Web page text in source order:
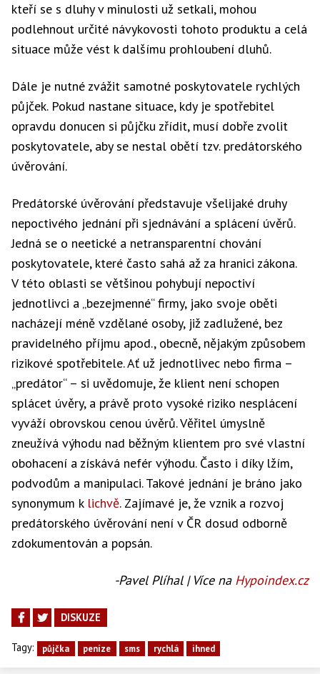
kteří se s dluhy v minulosti už setkali, mohou
podlehnout určité návykovosti tohoto produktu a celá
situace může vést k dalšímu prohloubení dluhů.
Dále je nutné zvážit samotné poskytovatele rychlých
půjček. Pokud nastane situace, kdy je spotřebitel
opravdu donucen si půjčku zřídit, musí dobře zvolit
poskytovatele, aby se nestal obětí tzv. predátorského
úvěrování.
Predátorské úvěrování představuje všelijaké druhy
nepoctivého jednání při sjednávání a splácení úvěrů.
Jedná se o neetické a netransparentní chování
poskytovatele, které často sahá až za hranici zákona.
V této oblasti se většinou pohybují nepoctiví
jednotlivci a „bezejmenné“ firmy, jako svoje oběti
nacházejí méně vzdělané osoby, již zadlužené, bez
pravidelného příjmu apod., obecně, nějakým způsobem
rizikové spotřebitele. Ať už jednotlivec nebo firma –
„predátor“ – si uvědomuje, že klient není schopen
splácet úvěry, a právě proto vysoké riziko nesplácení
vyváží obrovskou cenou úvěrů. Věřitel úmyslně
zneužívá výhodu nad běžným klientem pro své vlastní
obohacení a získává nefér výhodu. Často i díky lžím,
podvodům a manipulaci. Takové jednání je bráno jako
synonymum k lichvě. Zajímavé je, že vznik a rozvoj
predátorského úvěrování není v ČR dosud odborně
zdokumentován a popsán.
-Pavel Plíhal | Více na Hypoindex.cz
DISKUZE
Tagy: půjčka peníze sms rychlá ihned